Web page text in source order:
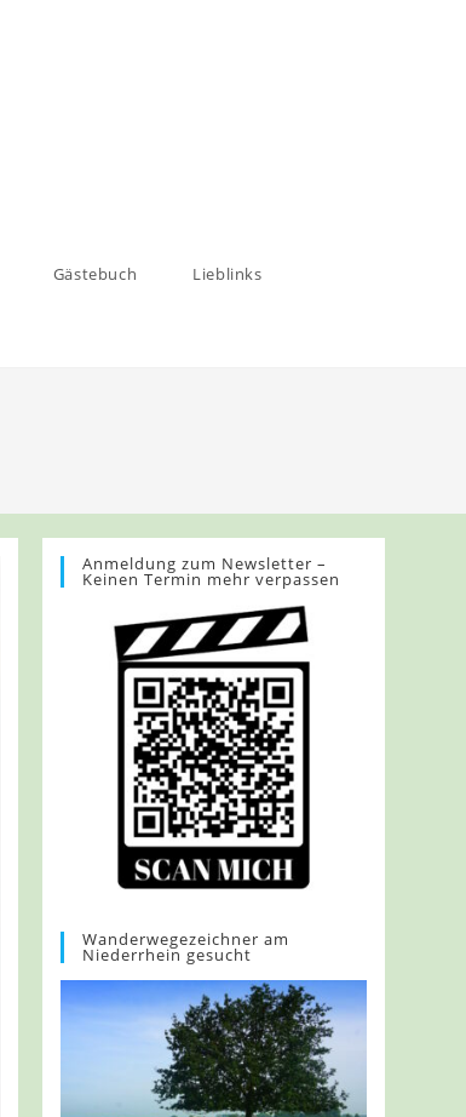
Gästebuch Lieblinks
Anmeldung zum Newsletter –
Keinen Termin mehr verpassen
Wanderwegezeichner am
Niederrhein gesucht